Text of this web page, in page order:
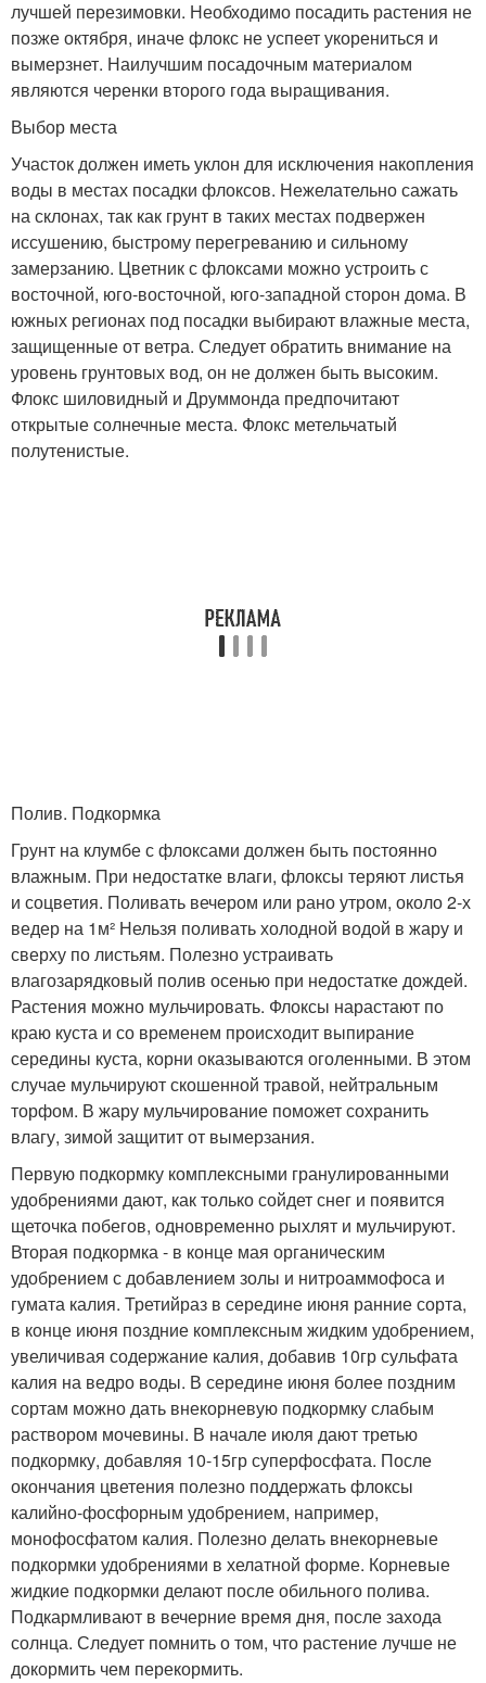
лучшей перезимовки. Необходимо посадить растения не
позже октября, иначе флокс не успеет укорениться и
вымерзнет. Наилучшим посадочным материалом
являются черенки второго года выращивания.
Выбор места
Участок должен иметь уклон для исключения накопления
воды в местах посадки флоксов. Нежелательно сажать
на склонах, так как грунт в таких местах подвержен
иссушению, быстрому перегреванию и сильному
замерзанию. Цветник с флоксами можно устроить с
восточной, юго-восточной, юго-западной сторон дома. В
южных регионах под посадки выбирают влажные места,
защищенные от ветра. Следует обратить внимание на
уровень грунтовых вод, он не должен быть высоким.
Флокс шиловидный и Друммонда предпочитают
открытые солнечные места. Флокс метельчатый
полутенистые.
Полив. Подкормка
Грунт на клумбе с флоксами должен быть постоянно
влажным. При недостатке влаги, флоксы теряют листья
и соцветия. Поливать вечером или рано утром, около 2-х
ведер на 1м² Нельзя поливать холодной водой в жару и
сверху по листьям. Полезно устраивать
влагозарядковый полив осенью при недостатке дождей.
Растения можно мульчировать. Флоксы нарастают по
краю куста и со временем происходит выпирание
середины куста, корни оказываются оголенными. В этом
случае мульчируют скошенной травой, нейтральным
торфом. В жару мульчирование поможет сохранить
влагу, зимой защитит от вымерзания.
Первую подкормку комплексными гранулированными
удобрениями дают, как только сойдет снег и появится
щеточка побегов, одновременно рыхлят и мульчируют.
Вторая подкормка - в конце мая органическим
удобрением с добавлением золы и нитроаммофоса и
гумата калия. Третийраз в середине июня ранние сорта,
в конце июня поздние комплексным жидким удобрением,
увеличивая содержание калия, добавив 10гр сульфата
калия на ведро воды. В середине июня более поздним
сортам можно дать внекорневую подкормку слабым
раствором мочевины. В начале июля дают третью
подкормку, добавляя 10-15гр суперфосфата. После
окончания цветения полезно поддержать флоксы
калийно-фосфорным удобрением, например,
монофосфатом калия. Полезно делать внекорневые
подкормки удобрениями в хелатной форме. Корневые
жидкие подкормки делают после обильного полива.
Подкармливают в вечерние время дня, после захода
солнца. Следует помнить о том, что растение лучше не
докормить чем перекормить.